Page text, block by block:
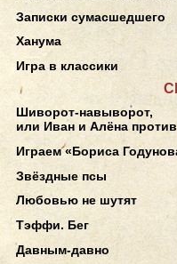
Записки сумасшедшего
Ханума
Игра в классики
Шиворот-навыворот,
или Иван и Алёна
Играем «Бориса
Звёздные псы
Любовью не шутят
Тэффи. Бег
Давным-давно